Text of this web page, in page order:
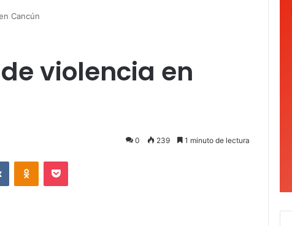
Cancún
violencia en
0 239 1 minuto de lectura
VKontakteOdnoklassniki
Pocket